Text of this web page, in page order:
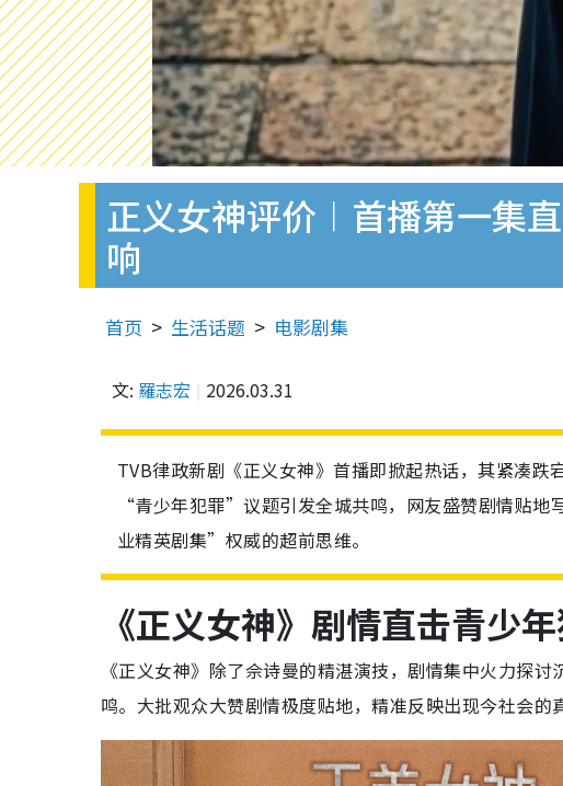
正义女神评价︱首播第一集
响
首页 生活话题 电影剧集
文: 羅志宏 2026.03.31
TVB律政新剧《正义女神》首播即掀起热话，其紧凑
“青少年犯罪”议题引发全城共鸣，网友盛赞剧情贴
业精英剧集”权威的超前思维。
《正义女神》剧情直击青少
《正义女神》除了佘诗曼的精湛演技，剧情集中火力探
鸣。大批观众大赞剧情极度贴地，精准反映出现今社会的